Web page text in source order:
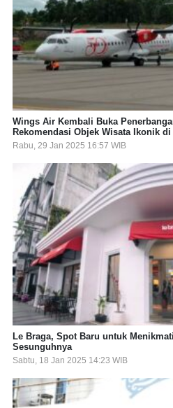
Wings Air Kembali Buka
Rekomendasi Objek Wisata Ikonik
Rabu, 29 Jan 2025 16:57 WIB
Le Braga, Spot Baru untuk
Sesunguhnya
Sabtu, 18 Jan 2025 14:23 WIB